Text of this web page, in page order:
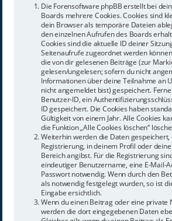
Die Forensoftware phpBB erstellt bei
Boards mehrere Cookies. Cookies sind
dein Browser als temporäre Dateien
den einzelnen Aufrufen des Boards
Cookies sind die aktuelle ID deiner
Seitenaufrufe zugeordnet werden
die von dir gelesenen Beiträge (zur
gelesen/ungelesen; sofern du nicht
Informationen über deine Teilnahme an
nicht angemeldet bist) gespeichert.
Benutzer-ID, ein
ID gespeichert. Die Cookies haben
Gültigkeit von einem Jahr. Alle Cookies
die Funktion „Alle Cookies löschen“
Weiterhin werden die Daten gespeichert,
Registrierung, in deinem Profil oder
Bereich angibst. Für die Registrierung
eindeutiger Benutzername, eine E-Mail-
Passwort notwendig. Wenn durch den
als notwendig festgelegt wurden, so ist
Eingabe ersichtlich.
Wenn du einen Beitrag oder eine private
werden die dort eingegebenen Daten